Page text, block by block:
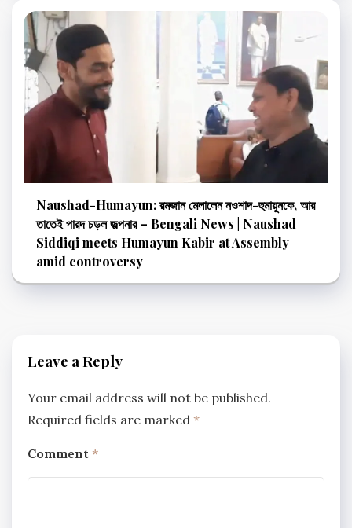
Naushad-Humayun: রমজান মেলালেন নওশাদ-হুমায়ুনকে, আর
তাতেই পারদ চড়ল জল্পনার – Bengali News | Naushad
Siddiqi meets Humayun Kabir at Assembly
amid controversy
Leave a Reply
Your email address will not be published.
Required fields are marked *
Comment *